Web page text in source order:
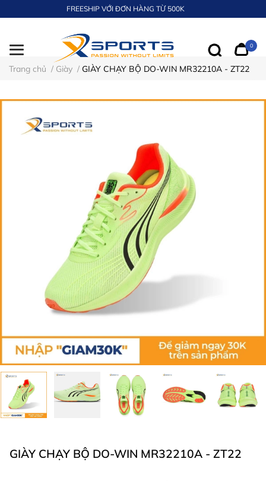
FREESHIP VỚI ĐƠN HÀNG TỪ 500K
0
Trang chủ / Giày / GIÀY CHẠY BỘ DO-WIN MR32210A - ZT22
GIÀY CHẠY BỘ DO-WIN MR32210A - ZT22